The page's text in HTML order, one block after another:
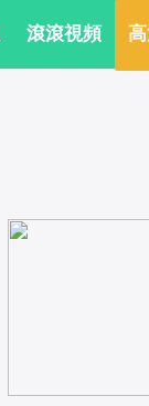
滾滾視頻